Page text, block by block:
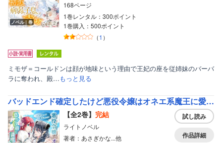
ノベル｜巻
168ページ
1巻レンタル：300ポイント
1巻購入：500ポイント
（1 ）
ミモザ＝コールドンは顔が地味という理由で王妃の座を従姉妹のバーバ
ラに奪われ、殿…もっと見る
バッドエンド確定したけど悪役令嬢はオネエ系魔王に愛されながら悠々自適に満喫します
【全2巻】 完結
ライトノベル
著者：あさぎかな...他
試し読み
作品詳細